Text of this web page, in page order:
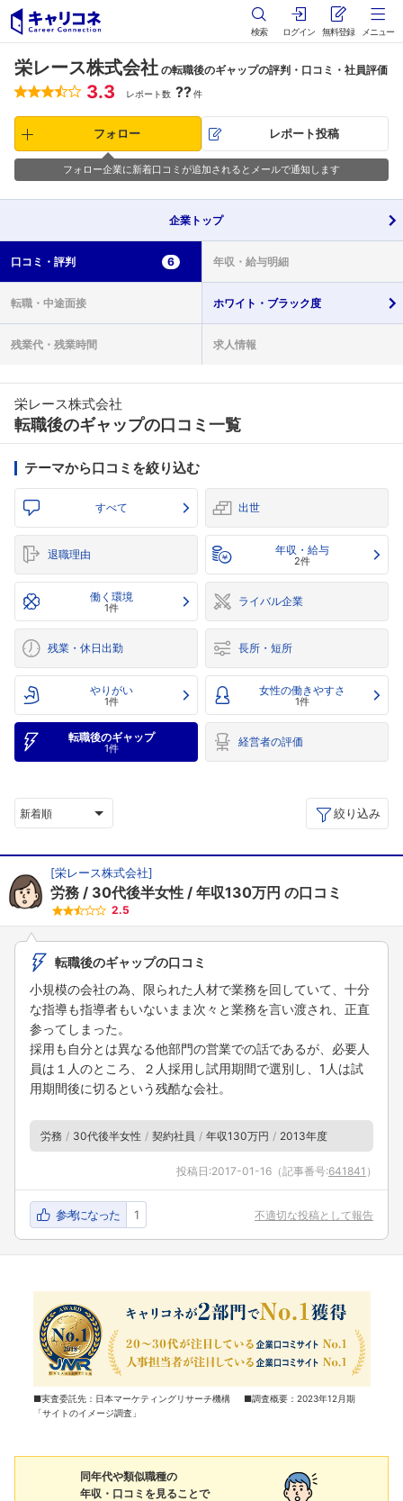
検索 ログイン 無料登録 メニュー
栄レース株式会社 の転職後のギャップの評判・口コミ・社員評価
3.3 レポート数 ??件
フォロー レポート投稿
フォロー企業に新着口コミが追加されるとメールで通知します
企業 トップ
口コミ・ 評判 6 年収・ 給与明細
転職・ 中途面接 ホワイト・ ブラック度
残業代・ 残業時間 求人情報
栄レース株式会社
転職後のギャップの口コミ一覧
テーマから口コミを絞り込む
すべて 出世
退職理由 年収・給与
2件
働く環境
1件 ライバル企業
残業・休日出勤 長所・短所
やりがい
1件
女性の働きやすさ
1件
転職後のギャップ
1件 経営者の評価
新着順 絞り込み
[栄レース株式会社]
労務 30代後半女性 年収130万円 の口コミ
2.5
転職後のギャップの口コミ
小規模の会社の為、限られた人材で業務を回していて、十分
な指導も指導者もいないまま次々と業務を言い渡され、正直
参ってしまった。
採用も自分とは異なる他部門の営業での話であるが、必要人
員は１人のところ、２人採用し試用期間で選別し、1人は試
用期間後に切るという残酷な会社。
労務 30代後半女性 契約社員 年収130万円 2013年度
投稿日:2017-01-16 （記事番号:641841 ）
参考になった 1 不適切な投稿として報告
■実査委託先：日本マーケティングリサーチ機構 ■調査概要：2023年12月期
「サイトのイメージ調査」
同年代や類似職種の
年収・口コミを見ることで